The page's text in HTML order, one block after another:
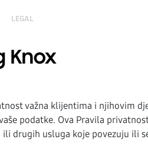
LEGAL
Knox
važna klijentima i njihovim
podatke. Ova Pravila
drugih usluga koje povezuju ili